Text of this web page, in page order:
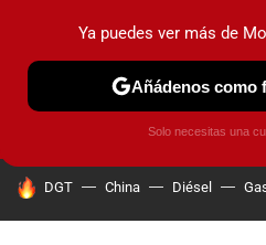
PRUEBAS COCHES
HOY SE HABLA DE
DGT China Diésel
Ya puedes ver más de
Añádenos como
Solo necesitas una